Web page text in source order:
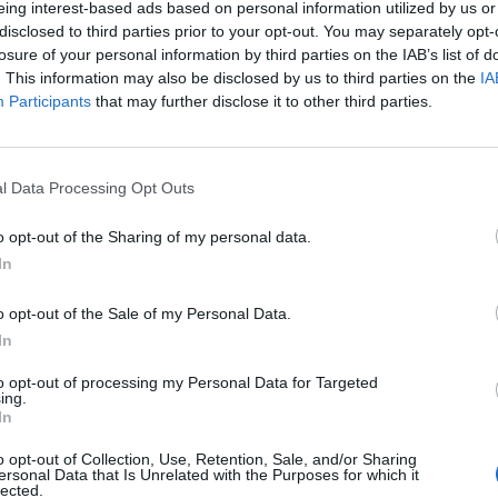
interest-based ads based on personal information utilized by us
to third parties prior to your opt-out. You may separately
of your personal information by third parties on the IAB’s list of
This information may also be disclosed by us to third parties on the
Participants that may further disclose it to other third parties.
Data Processing Opt Outs
opt-out of the Sharing of my personal data.
opt-out of the Sale of my Personal Data.
opt-out of processing my Personal Data for Targeted
opt-out of Collection, Use, Retention, Sale, and/or Sharing
Data that Is Unrelated with the Purposes for which it
στη δεκάδα. Εντάξει, ίσως να έριξε μέσα ένα
ότι είναι βανίλια. Δε θα τη σκοτώσουμε
μπερδέψει τα ντουλάπια ή σιρόπι για τον βήχα
Αυτό δε σημαίνει ότι δεν ξέρει να μαγειρεύει σε
πιάτων που θα έπρεπε να αντιγράψει η
έβλεπε την πρωτότυπη συνταγή, το στήσιμό του, θα
ακρίβεια. Θα έβαζε φυσικά και τη δική της πινελιά
το πιάτο.
τον Ετιέν Καμαρά